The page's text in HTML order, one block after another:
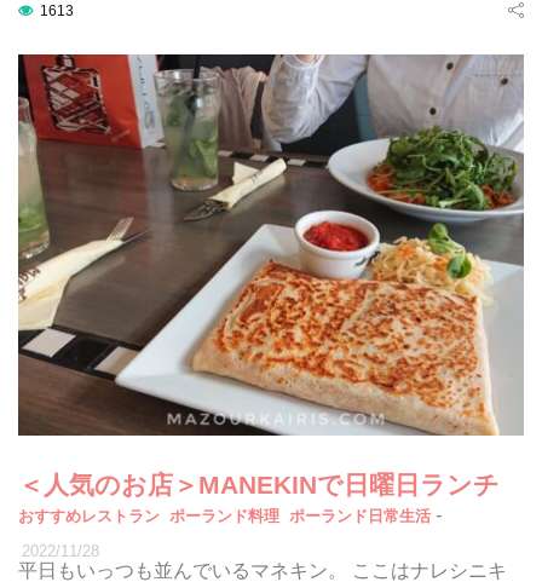
1613
＜人気のお店＞MANEKINで日曜日ランチ
おすすめレストラン ポーランド料理 ポーランド日常生活 -
2022/11/28
平日もいっつも並んでいるマネキン。 ここはナレシニキ